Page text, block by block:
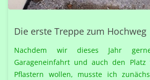
Die erste Treppe zum Hochweg
Nachdem wir dieses Jahr
Garageneinfahrt und auch den
Pflastern wollen, musste ich